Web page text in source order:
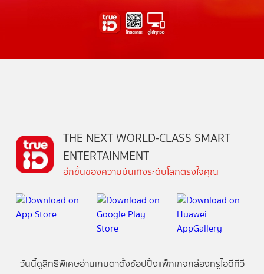
THE NEXT WORLD-CLASS SMART
ENTERTAINMENT
อีกขั้นของความบันเทิงระดับโลกตรงใจคุณ
วันนี้ดูสิทธิพิเศษอ่านเกมตาตั้งช้อปปิ้งแพ็กเกจกล่องทรูไอดีทีวี